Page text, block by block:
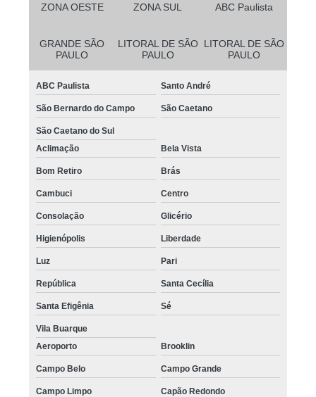
ZONA OESTE ZONA SUL ABC Paulista
GRANDE SÃO
PAULO
LITORAL DE SÃO
PAULO
LITORAL DE SÃO
PAULO
ABC Paulista Santo André
São Bernardo do Campo São Caetano
São Caetano do Sul
Aclimação
Bela Vista
Bom Retiro Brás
Cambuci Centro
Consolação Glicério
Higienópolis Liberdade
Luz Pari
República Santa Cecília
Santa Efigênia Sé
Vila Buarque
Aeroporto
Brooklin
Campo Belo Campo Grande
Campo Limpo Capão Redondo